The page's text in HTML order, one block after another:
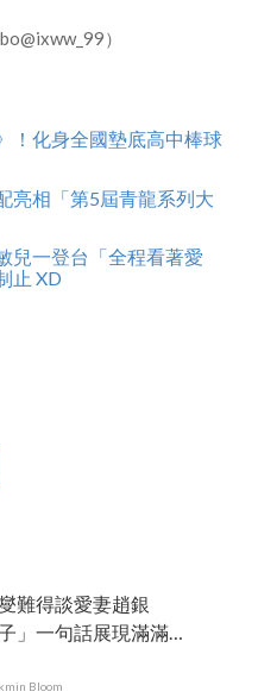
）
！化身全國墊底高中棒球
亮相「第5屆青龍系列大
兒一登台「全程看著愛
止 XD
難得談愛妻趙銀
」一句話展現滿滿
Bloom